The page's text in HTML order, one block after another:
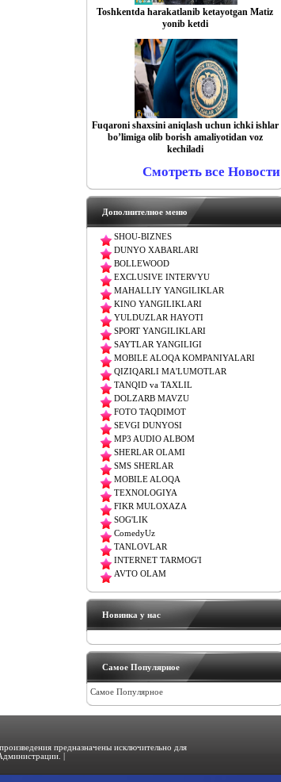
Toshkentda harakatlanib ketayotgan Matiz
yonib ketdi
Fuqaroni shaxsini aniqlash uchun ichki ishlar
boʼlimiga olib borish amaliyotidan voz
kechiladi
Смотреть все Новости
Дополнителное меню
SHOU-BIZNES
DUNYO XABARLARI
BOLLEWOOD
EXCLUSIVE INTERVYU
MAHALLIY YANGILIKLAR
KINO YANGILIKLARI
YULDUZLAR HAYOTI
SPORT YANGILIKLARI
SAYTLAR YANGILIGI
MOBILE ALOQA KOMPANIYALARI
QIZIQARLI MA'LUMOTLAR
TANQID va TAXLIL
DOLZARB MAVZU
FOTO TAQDIMOT
SEVGI DUNYOSI
MP3 AUDIO ALBOM
SHERLAR OLAMI
SMS SHERLAR
MOBILE ALOQA
TEXNOLOGIYA
FIKR MULOXAZA
SOG'LIK
ComedyUz
TANLOVLAR
INTERNET TARMOG'I
AVTO OLAM
Новинка у нас
Самое Популярное
Самое Популярное
предназначены исключительно для
|